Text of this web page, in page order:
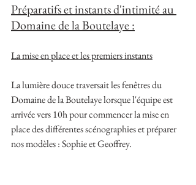
Préparatifs et instants d'intimité au
Domaine de la Boutelaye :
La mise en place et les premiers instants
La lumière douce traversait les fenêtres du
Domaine de la Boutelaye lorsque l'équipe est
arrivée vers 10h pour commencer la mise en
place des différentes scénographies et préparer
nos modèles : Sophie et Geoffrey.